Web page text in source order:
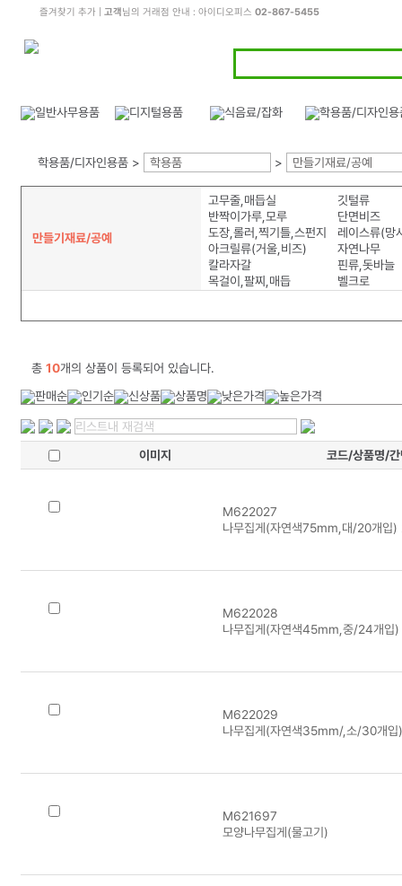
즐겨찾기 추가| 고객님의 거래점 안내 : 아이디오피스 02-867-5455
학용품/디자인용품 > 학용품 > 만들기재료/공예
만들기재료/공예
고무줄,매듭실
깃털류
반짝이가루,모루
단면비즈
도장,롤러,찍기틀,스펀지
레이스류(망
아크릴류(거울,비즈)
자연나무
칼라자갈
핀류,돗바늘
목걸이,팔찌,매듭
벨크로
총 10개의 상품이 등록되어 있습니다.
이미지 코드/상품명/간
M622027
나무집게(자연색75mm,대/20개입)
M622028
나무집게(자연색45mm,중/24개입
M622029
나무집게(자연색35mm/,소/30개
M621697
모양나무집게(물고기)